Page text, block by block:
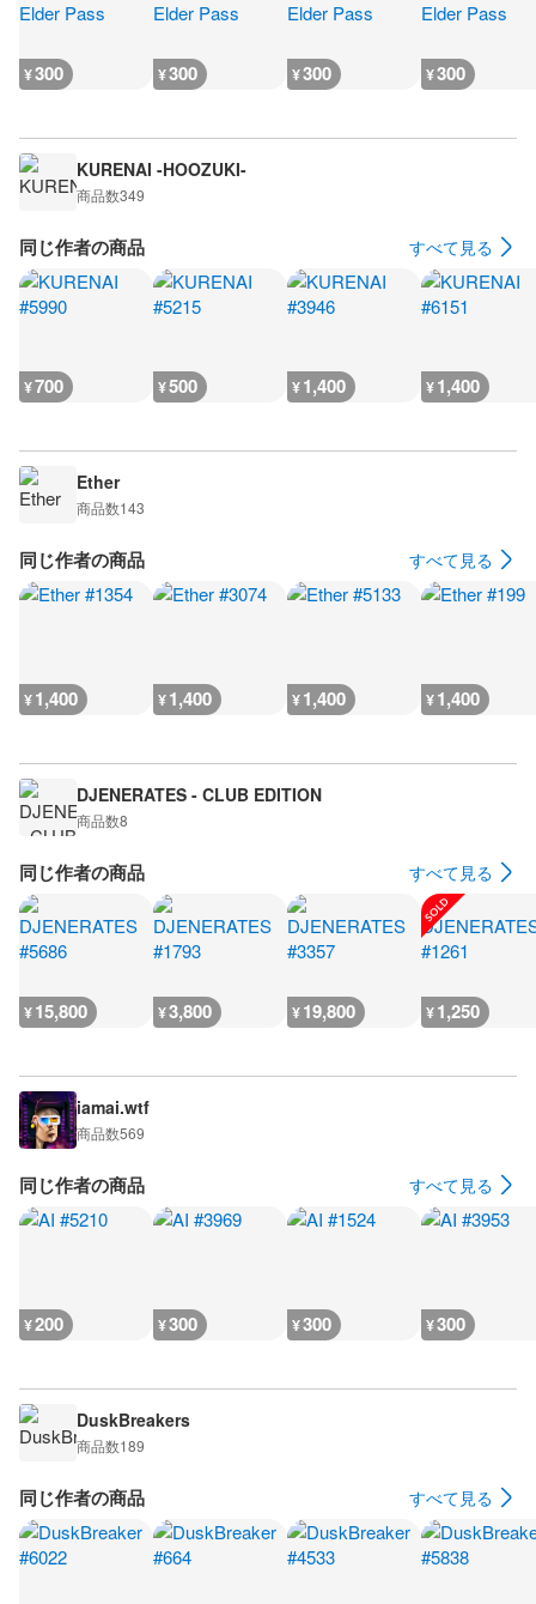
¥300 ¥300 ¥300 ¥300
KURENAI -HOOZUKI-
商品数349
同じ作者の商品 すべて見る
¥700 ¥500 ¥1,400 ¥1,400
Ether
商品数143
同じ作者の商品 すべて見る
¥1,400 ¥1,400 ¥1,400 ¥1,400
DJENERATES - CLUB EDITION
商品数8
同じ作者の商品 すべて見る
¥15,800 ¥3,800 ¥19,800 ¥1,250
iamai.wtf
商品数569
同じ作者の商品 すべて見る
¥200 ¥300 ¥300 ¥300
DuskBreakers
商品数189
同じ作者の商品 すべて見る